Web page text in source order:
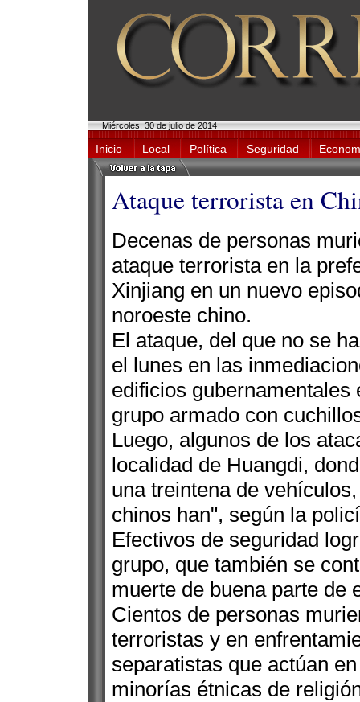
Miércoles, 30 de julio de 2014
Inicio Local Política Seguridad
Ataque terrorista en
Decenas de personas
ataque terrorista en la
Xinjiang en un nuevo
noroeste chino.
El ataque, del que no se
el lunes en las
edificios
grupo armado con
Luego, algunos de los
localidad de Huangdi,
una treintena de
chinos han", según la
Efectivos de seguridad
grupo, que también se
muerte de buena parte de
Cientos de personas
terroristas y en
separatistas que actúan
minorías étnicas de